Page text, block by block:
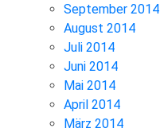
September 2014
August 2014
Juli 2014
Juni 2014
Mai 2014
April 2014
März 2014